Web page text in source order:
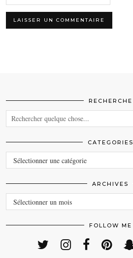
RECHERCHE
CATEGORIES
CATEGORIES
ARCHIVES
ARCHIVES
FOLLOW ME